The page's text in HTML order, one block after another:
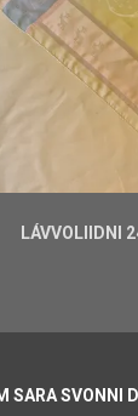
LÁVVOLIIDNI
SARA SVONNI